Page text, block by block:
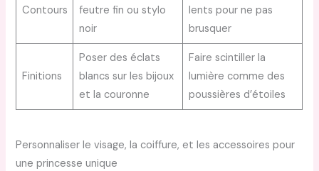
Contours
feutre fin ou stylo
noir
lents pour ne pas
brusquer
Finitions
Poser des éclats
blancs sur les bijoux
et la couronne
Faire scintiller la
lumière comme des
poussières d’étoiles
Personnaliser le visage, la coiffure, et les accessoires pour
une princesse unique